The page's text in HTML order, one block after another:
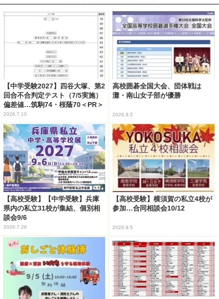
【中学受験2027】四谷大塚、第2
回合不合判定テスト（7/5実施）
偏差値…筑駒74・桜蔭70＜PR＞
2026.7.10
高校囲碁全国大会、団体戦は
灘・南山女子部が優勝
2026.8.5
【高校受験】【中学受験】兵庫
県内の私立31校が集結、個別相
談会9/6
2026.7.28
【高校受験】横須賀の私立4校が
参加…合同相談会10/12
2026.8.5